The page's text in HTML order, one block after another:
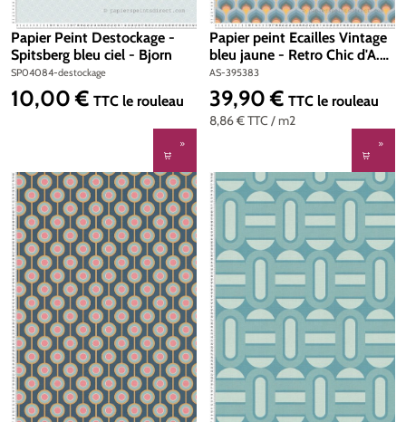
Papier Peint Destockage -
Spitsberg bleu ciel - Bjorn
SP04084-destockage
Prix régulier :
10,00 € TTC le rouleau
Papier peint Ecailles Vintage
bleu jaune - Retro Chic d'A.S.
Création | Réf. AS-395383
AS-395383
8,86 €TTC / m2
Prix régulier :
39,90 € TTC le rouleau